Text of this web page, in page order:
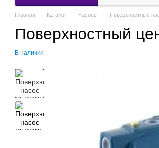
Главная Каталог Насосы Поверхностные
Поверхностный
В наличии